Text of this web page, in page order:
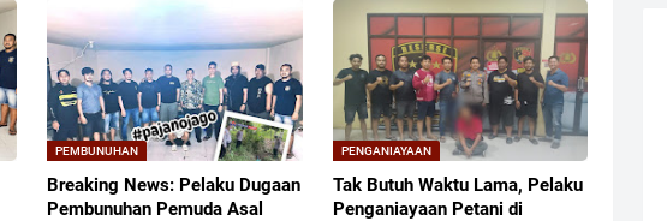
PEMBUNUHAN
Breaking News: Pelaku Dugaan
Pembunuhan Pemuda Asal
PENGANIAYAAN
Tak Butuh Waktu Lama, Pelaku
Penganiayaan Petani di